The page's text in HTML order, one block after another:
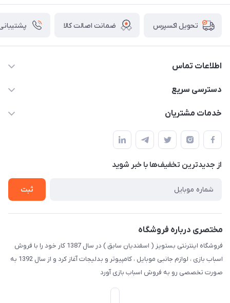
تحویل اکسپرس ضمانت اصالت کالا پشتیبانی ۲۴
اطلاعات تماس
09123941837
دسترسی سریع
حساب کاربری
لیست محصولات
درباره ما
خدمات مشتریان
قوانین و مقررات
حریم خصوصی
راهنما
از جدید‌ترین تخفیف‌ها با‌ خبر شوید
ثبت
مختصری درباره فروشگاه
فروشگاه اینترنتی بستویز ( اسفندیان سابق ) در سال 1387 کار خود را با فروش
اسباب بازی ، لوازم جانبی موبایل ، کامپیوتر و بدلیجات آغاز کرد و از سال 1392 به
صورت تخصصی رو به فروش اسباب بازی آورد